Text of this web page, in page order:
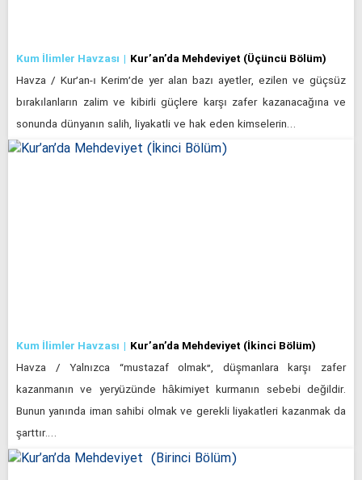
Kum İlimler Havzası Kur’an’da Mehdeviyet (Üçüncü Bölüm)
Havza / Kur’an-ı Kerim’de yer alan bazı ayetler, ezilen ve güçsüz
bırakılanların zalim ve kibirli güçlere karşı zafer kazanacağına ve
sonunda dünyanın salih, liyakatli ve hak eden kimselerin…
Kum İlimler Havzası Kur’an’da Mehdeviyet (İkinci Bölüm)
Havza / Yalnızca “mustazaf olmak”, düşmanlara karşı zafer
kazanmanın ve yeryüzünde hâkimiyet kurmanın sebebi değildir.
Bunun yanında iman sahibi olmak ve gerekli liyakatleri kazanmak da
şarttır.…